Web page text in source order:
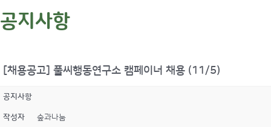
공지사항
[채용공고] 풀씨행동연구소 캠페이너 채용 (11/5)
공지사항
작성자 숲과나눔